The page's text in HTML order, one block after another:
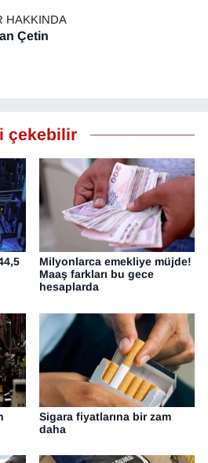
HAKKINDA
Çetin
çekebilir
Milyonlarca emekliye müjde!
Maaş farkları bu gece
hesaplarda
Sigara fiyatlarına bir zam
daha